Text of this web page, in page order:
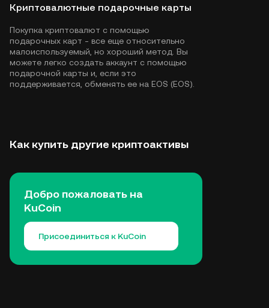
Криптовалютные подарочные карты
Покупка криптовалют с помощью
подарочных карт - все еще относительно
малоиспользуемый, но хороший метод. Вы
можете легко создать аккаунт с помощью
подарочной карты и, если это
поддерживается, обменять ее на EOS (EOS).
Как купить другие криптоактивы
Добро пожаловать на
KuCoin
Присоединиться к KuCoin